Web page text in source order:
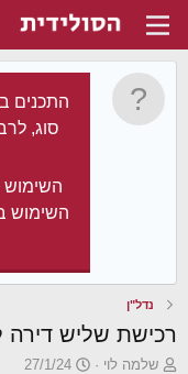
התכנים
סוג,
השימוש
השימוש
נדל"ן
רכישת שליש דירה
פ
שלמה לוי
פ
27/1/24